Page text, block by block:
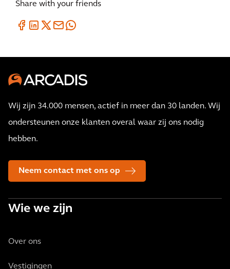
Share with your friends
Wij zijn 34.000 mensen, actief in meer dan 30 landen. Wij
ondersteunen onze klanten overal waar zij ons nodig
hebben.
Neem contact met ons op
Wie we zijn
Over ons
Vestigingen